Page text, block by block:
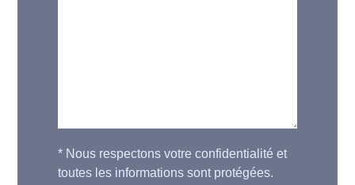
* Nous respectons votre confidentialité et
toutes les informations sont protégées.